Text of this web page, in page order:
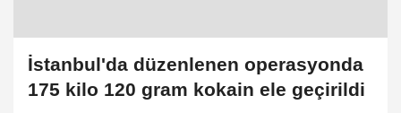
İstanbul'da düzenlenen operasyonda
175 kilo 120 gram kokain ele geçirildi